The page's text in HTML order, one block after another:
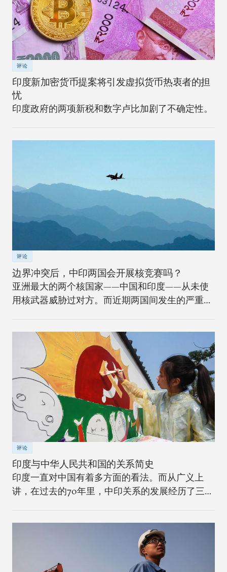
评论
印度新加密货币提案将引发虚拟货币热衷者的担
忧
印度政府的两项新税和数字卢比加剧了不确定性。
评论
边界冲突后，中印两国会开展核竞赛吗？
亚洲最大的两个核国家——中国和印度——从未使
用核武器威胁过对方。而近期两国间发生的严重边
评论
印度与中华人民共和国的关系简史
印度一直对中国有着多方面的看法。而从广义上
讲，在过去的70年里，中印关系的发展经历了三个